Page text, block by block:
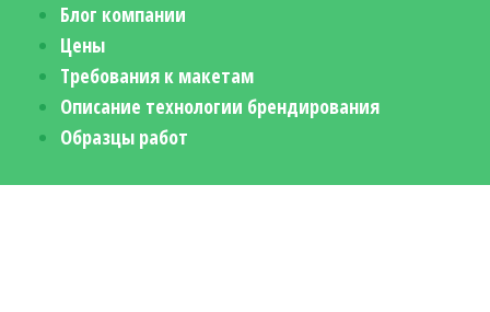
Блог компании
Цены
Требования к макетам
Описание технологии брендирования
Образцы работ